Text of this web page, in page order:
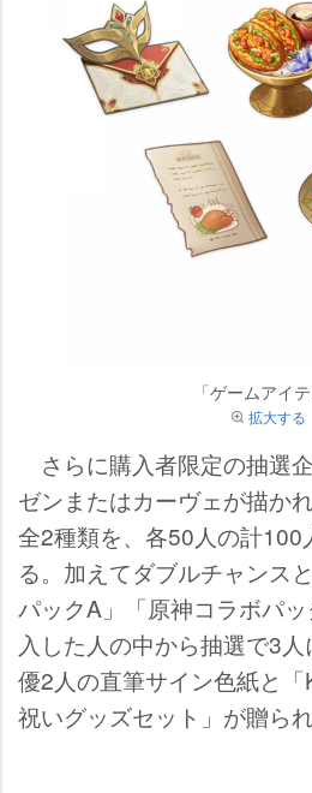
「ゲームアイテ
拡大する
さらに購入者限定の抽選
ゼンまたはカーヴェが描か
全2種類を、各50人の計100
る。加えてダブルチャンス
パックA」「原神コラボパ
入した人の中から抽選で3
優2人の直筆サイン色紙と
祝いグッズセット」が贈られ